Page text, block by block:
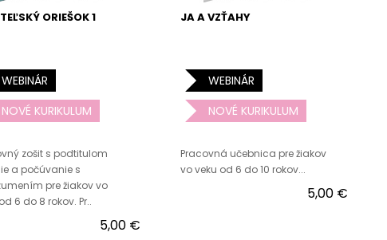
ORIEŠOK 1
WEBINÁR
NOVÉ KURIKULUM
zošit s podtitulom
a počúvanie s
pre žiakov vo
6 do 8 rokov. Pr..
5,00 €
JA A VZŤAHY
WEBINÁR
NOVÉ KURIKULUM
Pracovná učebnica pre žiakov
vo veku od 6 do 10 rokov...
5,00 €